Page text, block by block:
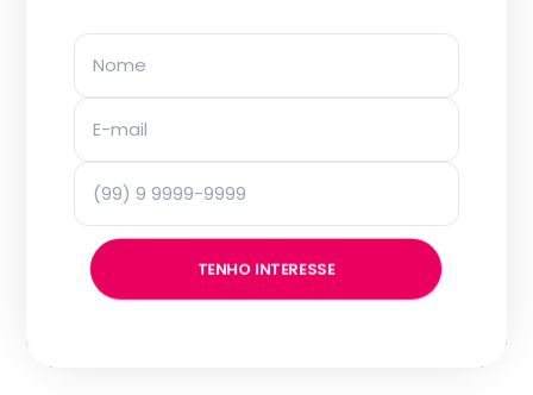
TENHO INTERESSE